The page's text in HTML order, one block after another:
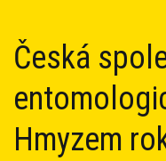
Česká
Hmyzem